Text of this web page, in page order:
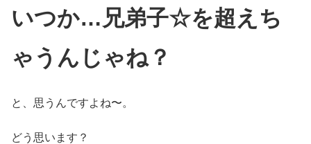
いつか…兄弟子☆を超えち
ゃうんじゃね？
と、思うんですよね〜。
どう思います？